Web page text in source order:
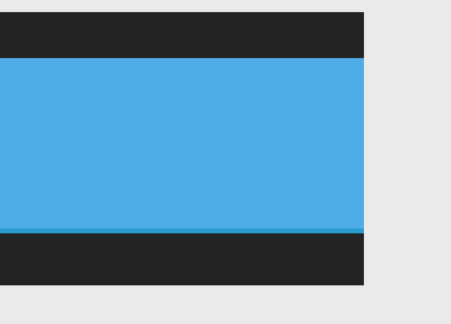
फहराने का किया आवाह्न